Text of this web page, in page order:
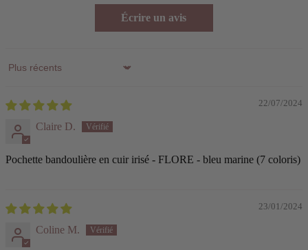
Écrire un avis
Sort by
22/07/2024
Claire D.
Pochette bandoulière en cuir irisé - FLORE - bleu marine (7 coloris)
23/01/2024
Coline M.